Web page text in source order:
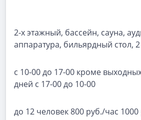
2-х этажный, бассейн, сауна,
аппаратура, бильярдный стол,
с 10-00 до 17-00 кроме
дней с 17-00 до 10-00
до 12 человек 800 руб./час